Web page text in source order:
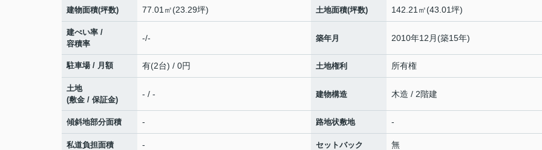
建物面積(坪数) 77.01㎡(23.29坪) 土地面積(坪数) 142.21㎡(43.01坪)
建ぺい率 /
容積率
-/- 築年月 2010年12月(築15年)
駐車場 / 月額 有(2台) / 0円 土地権利 所有権
土地
(敷金 / 保証金)
- / - 建物構造 木造 / 2階建
傾斜地部分面積 - 路地状敷地 -
私道負担面積 - セットバック 無